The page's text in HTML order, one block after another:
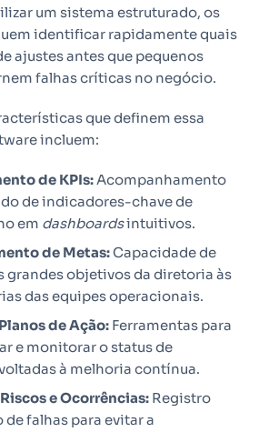
um sistema estruturado, os
identificar rapidamente quais
ajustes antes que pequenos
falhas críticas no negócio.
que definem essa
incluem:
de KPIs:Acompanhamento
de indicadores-chave de
em dashboardsintuitivos.
de Metas:Capacidade de
grandes objetivos da diretoria às
das equipes operacionais.
de Ação: Ferramentas para
e monitorar o status de
à melhoria contínua.
e Ocorrências: Registro
falhas para evitar a